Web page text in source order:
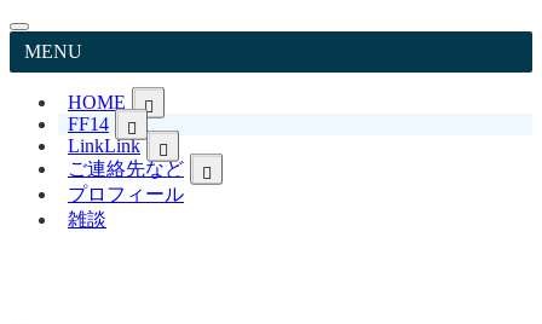
MENU
HOME
FF14
LinkLink
ご連絡先など
プロフィール
雑談